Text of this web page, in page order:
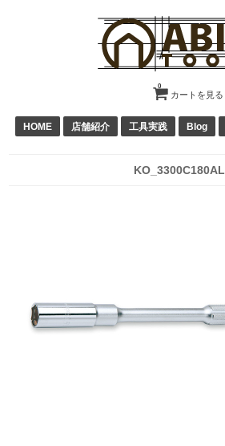
カートを見る
0
HOME 店舗紹介 工具実践 Blog
KO_3300C180AL